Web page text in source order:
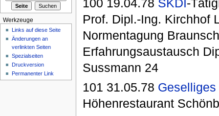
100 19.04.78 SKDI-
Prof. Dipl.-Ing. Kirchhof
Normentagung
Erfahrungsaustausch
Sussmann 24
101 31.05.78
Höhenrestaurant
Werkzeuge
Links auf diese Seite
Änderungen an
verlinkten Seiten
Spezialseiten
Druckversion
Permanenter Link